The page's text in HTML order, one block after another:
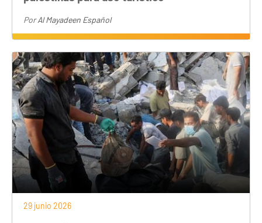
PorAl Mayadeen Español
29 junio 2026